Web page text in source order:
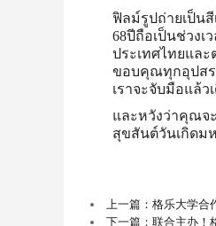
ฟิลม์รูปถ่ายเป็นสี
68ปีถือเป็นช่วง
ประเทศไทยและ
ขอบคุณทุกอุปสร
เราจะจับมือแล้
และหวังว่าคุณจ
สุขสันต์วันเกิดม
上一篇：格乐大学合
下一篇：联合主办！